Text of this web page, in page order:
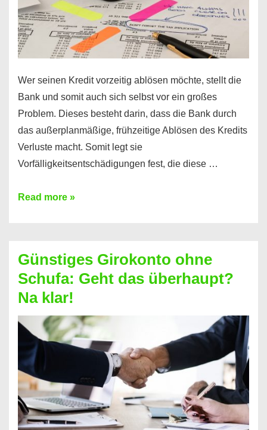
Wer seinen Kredit vorzeitig ablösen möchte, stellt die
Bank und somit auch sich selbst vor ein großes
Problem. Dieses besteht darin, dass die Bank durch
das außerplanmäßige, frühzeitige Ablösen des Kredits
Verluste macht. Somit legt sie
Vorfälligkeitsentschädigungen fest, die diese …
Kredit
dabei
profitieren
–
So
funktioniert’s
Read more »
Günstiges Girokonto ohne
Schufa: Geht das überhaupt?
Na klar!